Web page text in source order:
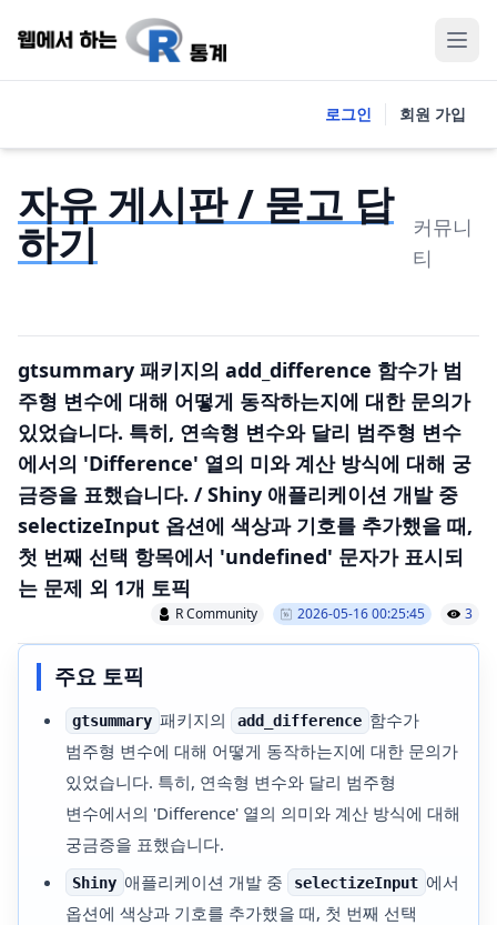
로그인 회원 가입
자유 게시판 / 묻고 답
하기
커뮤니
티
gtsummary 패키지의 add_difference 함수가 범
주형 변수에 대해 어떻게 동작하는지에 대한 문의가
있었습니다. 특히, 연속형 변수와 달리 범주형 변수
에서의 'Difference' 열의 미와 계산 방식에 대해 궁
금증을 표했습니다. / Shiny 애플리케이션 개발 중
selectizeInput 옵션에 색상과 기호를 추가했을 때,
첫 번째 선택 항목에서 'undefined' 문자가 표시되
는 문제 외 1개 토픽
R Community 2026-05-16 00:25:45 3
주요 토픽
gtsummary 패키지의 add_difference 함수가
범주형 변수에 대해 어떻게 동작하는지에 대한 문의가
있었습니다. 특히, 연속형 변수와 달리 범주형
변수에서의 'Difference' 열의 의미와 계산 방식에 대해
궁금증을 표했습니다.
Shiny 애플리케이션 개발 중 selectizeInput 에서
옵션에 색상과 기호를 추가했을 때, 첫 번째 선택